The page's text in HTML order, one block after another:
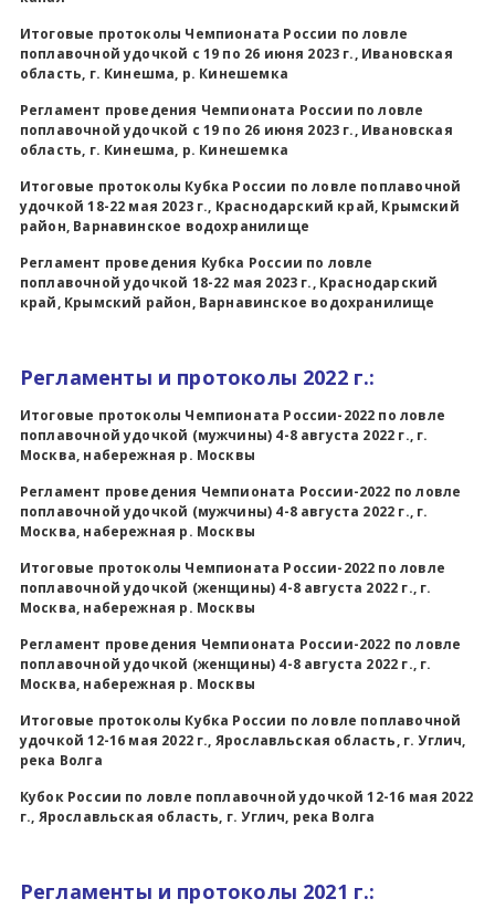
Итоговые протоколы Чемпионата России по ловле
поплавочной удочкой с 19 по 26 июня 2023 г., Ивановская
область, г. Кинешма, р. Кинешемка
Регламент проведения Чемпионата России по ловле
поплавочной удочкой с 19 по 26 июня 2023 г., Ивановская
область, г. Кинешма, р. Кинешемка
Итоговые протоколы Кубка России по ловле поплавочной
удочкой 18-22 мая 2023 г., Краснодарский край, Крымский
район, Варнавинское водохранилище
Регламент проведения Кубка России по ловле
поплавочной удочкой 18-22 мая 2023 г., Краснодарский
край, Крымский район, Варнавинское водохранилище
Регламенты и протоколы 2022 г.:
Итоговые протоколы Чемпионата России-2022 по ловле
поплавочной удочкой (мужчины) 4-8 августа 2022 г., г.
Москва, набережная р. Москвы
Регламент проведения Чемпионата России-2022 по ловле
поплавочной удочкой (мужчины) 4-8 августа 2022 г., г.
Москва, набережная р. Москвы
Итоговые протоколы Чемпионата России-2022 по ловле
поплавочной удочкой (женщины) 4-8 августа 2022 г., г.
Москва, набережная р. Москвы
Регламент проведения Чемпионата России-2022 по ловле
поплавочной удочкой (женщины) 4-8 августа 2022 г., г.
Москва, набережная р. Москвы
Итоговые протоколы Кубка России по ловле поплавочной
удочкой 12-16 мая 2022 г., Ярославльская область, г. Углич,
река Волга
Кубок России по ловле поплавочной удочкой 12-16 мая 2022
г., Ярославльская область, г. Углич, река Волга
Регламенты и протоколы 2021 г.: